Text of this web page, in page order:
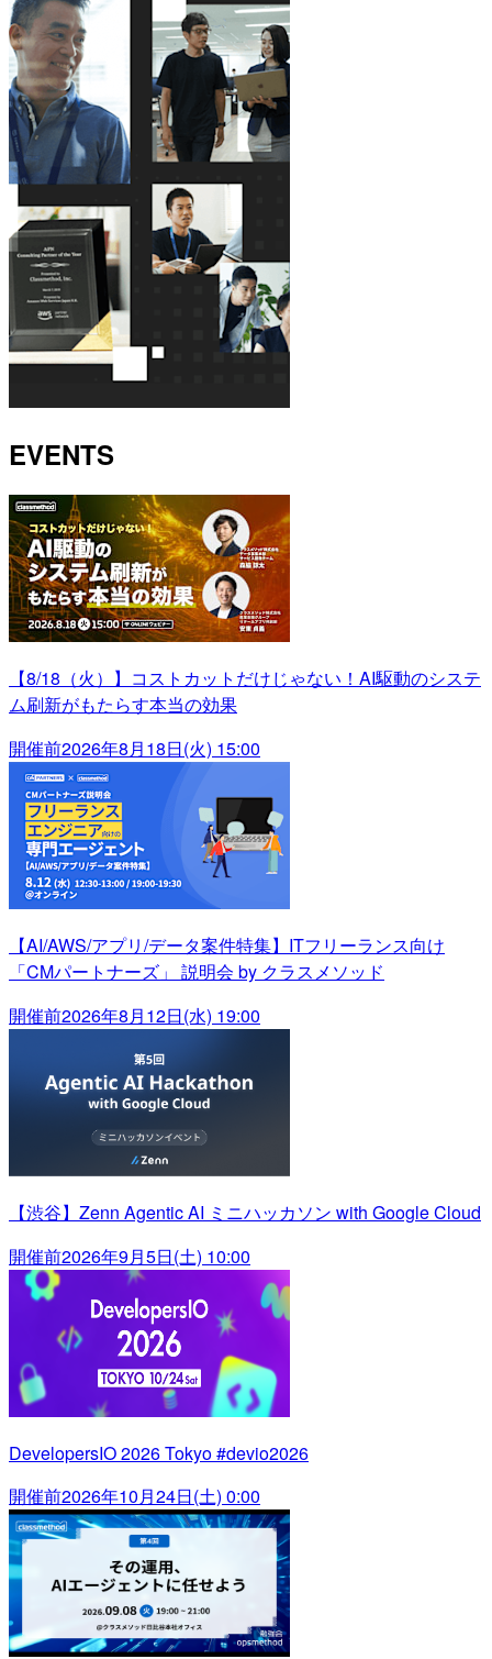
EVENTS
【8/18（火）】コストカットだけじゃない！AI駆動のシステ
ム刷新がもたらす本当の効果
開催前2026年8月18日(火) 15:00
【AI/AWS/アプリ/データ案件特集】ITフリーランス向け
「CMパートナーズ」 説明会 by クラスメソッド
開催前2026年8月12日(水) 19:00
【渋谷】Zenn Agentic AI ミニハッカソン with Google Cloud
開催前2026年9月5日(土) 10:00
DevelopersIO 2026 Tokyo #devio2026
開催前2026年10月24日(土) 0:00